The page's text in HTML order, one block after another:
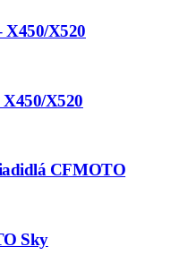
X520
X520
CFMOTO
Sky